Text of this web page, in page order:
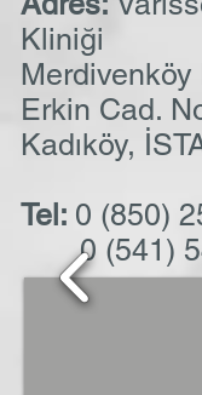
Kliniği
Merdivenköy
Erkin Cad.
Kadıköy,
Tel: 0 (850)
0 (541)